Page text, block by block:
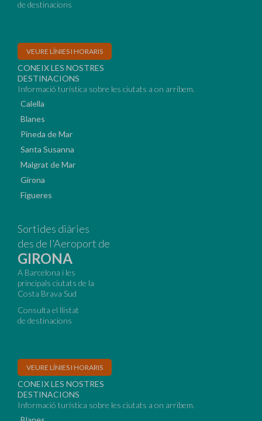
de destinacions
VEURE LÍNIES I HORARIS
CONEIX LES NOSTRES
DESTINACIONS
Informació turística sobre les ciutats a on arribem.
Calella
Blanes
Pineda de Mar
Santa Susanna
Malgrat de Mar
Girona
Figueres
Sortides diàries
des de l'Aeroport de
GIRONA
A Barcelona i les
principals ciutats de la
Costa Brava Sud
Consulta el llistat
de destinacions
VEURE LÍNIES I HORARIS
CONEIX LES NOSTRES
DESTINACIONS
Informació turística sobre les ciutats a on arribem.